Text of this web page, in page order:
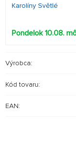
Karolíny Světlé
Pondelok 10.08.
Výrobca:
Kód tovaru:
EAN: